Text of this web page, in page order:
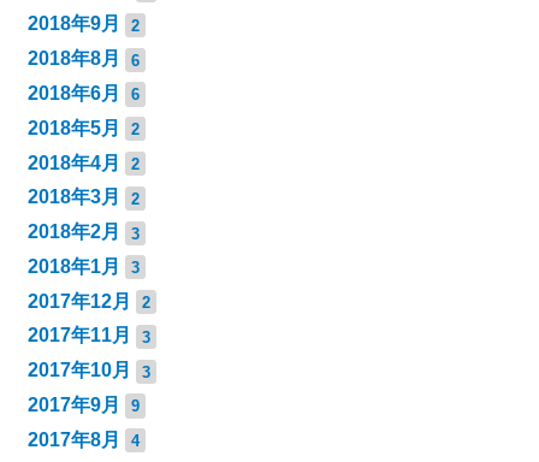
2018年9月 2
2018年8月 6
2018年6月 6
2018年5月 2
2018年4月 2
2018年3月 2
2018年2月 3
2018年1月 3
2017年12月 2
2017年11月 3
2017年10月 3
2017年9月 9
2017年8月 4